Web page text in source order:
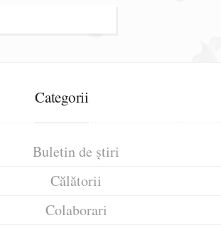
Categorii
Buletin de știri
Călătorii
Colaborari